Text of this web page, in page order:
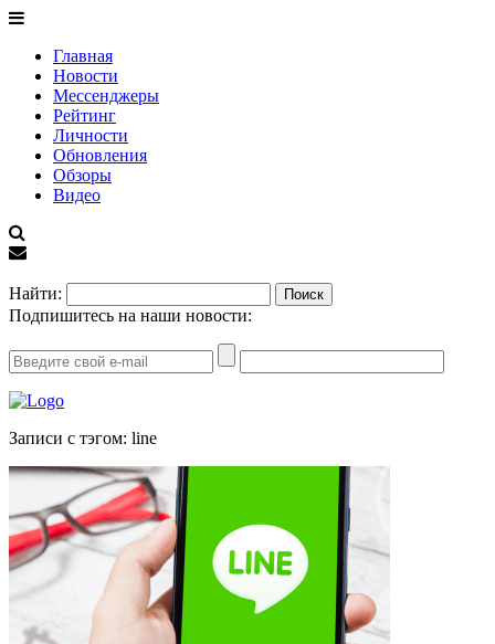
Главная
Новости
Мессенджеры
Рейтинг
Личности
Обновления
Обзоры
Видео
Найти:
Подпишитесь на наши новости:
Записи с тэгом: line